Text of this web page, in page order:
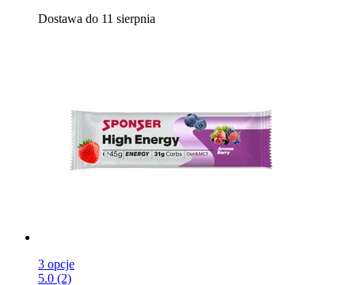
Dostawa do 11 sierpnia
3 opcje
5.0 (2)